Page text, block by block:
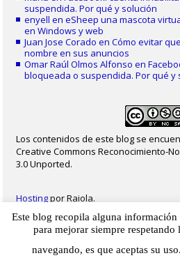
suspendida. Por qué y solución
enyell eneSheep una mascota
en Windows y web
Juan Jose Corado enCómo evitar
nombre en sus anuncios
Omar Raúl Olmos Alfonso en
bloqueada o suspendida. Por qué y
Los contenidos de este blog se
Creative Commons Reconocimiento-
3.0 Unported.
Hostingpor Raiola.
2023 - Christian Delgado von Eitzen|Inicio |
|
Privacidad
Este blog recopila alguna información
para mejorar siempre
navegando, es que aceptas su uso.